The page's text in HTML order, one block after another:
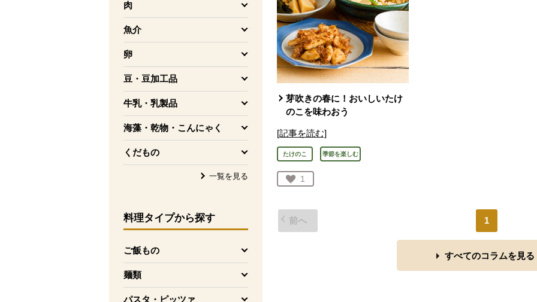
肉
を開く
魚介
を開く
卵
を開く
豆・豆加工品
を開く
牛乳・乳製品
を開く
海藻・乾物・こんにゃく
を開く
くだもの
を開く
一覧を見る
料理タイプから探す
ご飯もの
を開く
麺類
を開く
パスタ・ピッツァ
芽吹きの春に！おいしいたけ
のこを味わおう
[記事を読む]
たけのこ 季節を楽しむ
お気に入り登録：
1
人が登録
前へ 1
すべてのコラムを見る